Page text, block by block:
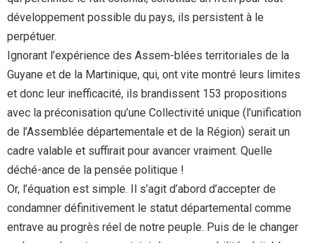
développement possible du pays, ils persistent à le
perpétuer.
Ignorant l’expérience des Assem-blées territoriales de la
Guyane et de la Martinique, qui, ont vite montré leurs limites
et donc leur inefficacité, ils brandissent 153 propositions
avec la préconisation qu’une Collectivité unique (l’unification
de l’Assemblée départementale et de la Région) serait un
cadre valable et suffirait pour avancer vraiment. Quelle
déché-ance de la pensée politique !
Or, l’équation est simple. Il s’agit d’abord d’accepter de
condamner définitivement le statut départemental comme
entrave au progrès réel de notre peuple. Puis de le changer